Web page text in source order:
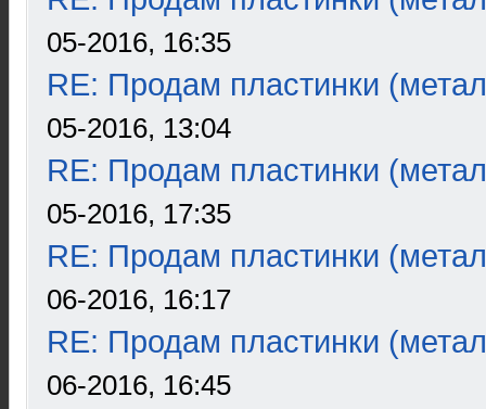
05-2016, 16:35
RE: Продам пластинки
05-2016, 13:04
RE: Продам пластинки
05-2016, 17:35
RE: Продам пластинки
06-2016, 16:17
RE: Продам пластинки
06-2016, 16:45